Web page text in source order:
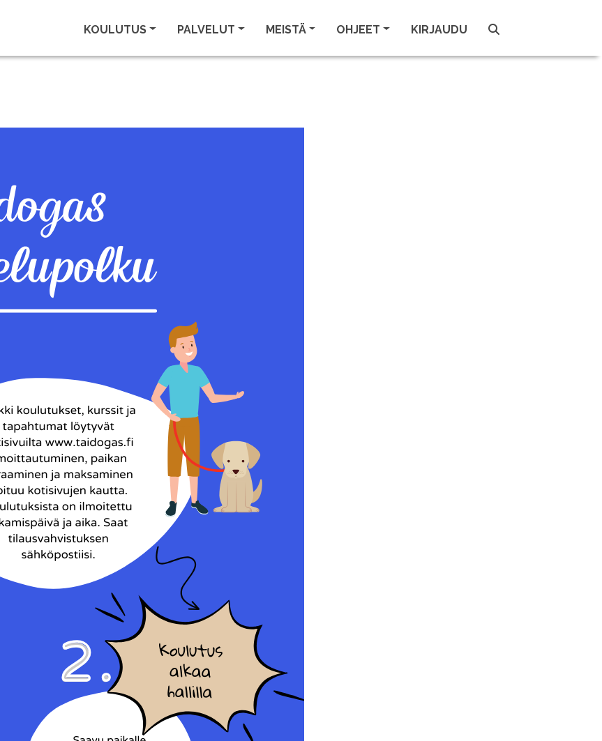
KOULUTUS PALVELUT MEISTÄ OHJEET KIRJAUDU